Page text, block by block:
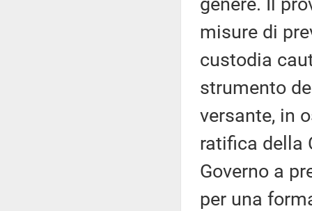
misure di
custodia
strumento
versante, in
ratifica della
Governo a
per una